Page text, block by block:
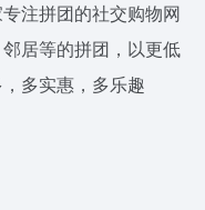
注拼团的社交购物网
居等的拼团，以更低
多实惠，多乐趣